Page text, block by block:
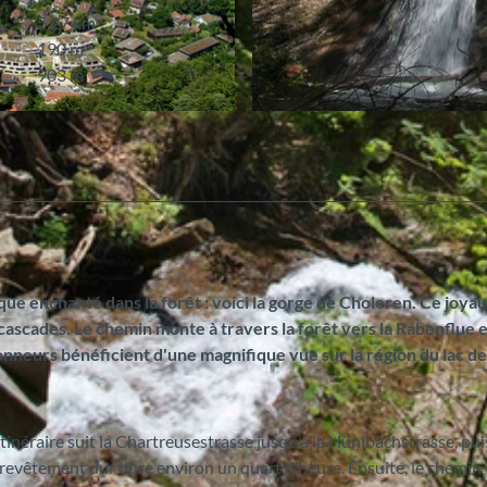
© stibus.ch
5,27 km
190 m
903 m
enchanté dans la forêt : voici la gorge de Choleren. Ce
Le chemin monte à travers la forêt vers la Rabenflue
bénéficient d'une magnifique vue sur la région du lac de
suit la Chartreusestrasse jusqu’à la Hünibachstrasse,
dur dure environ un quart d’heure. Ensuite, le chemin